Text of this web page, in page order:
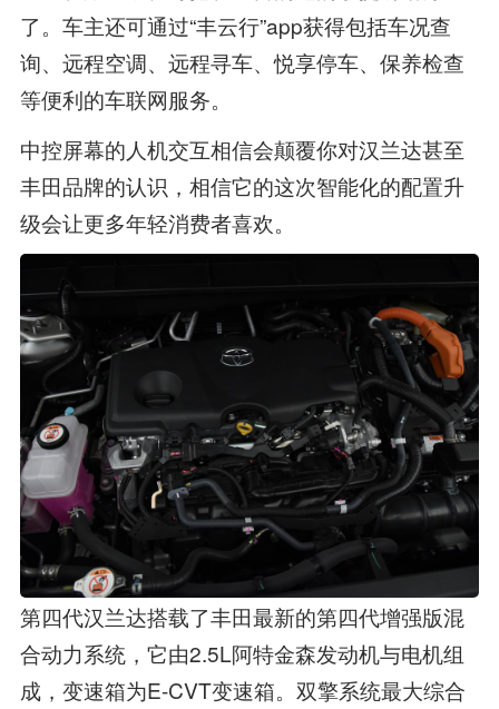
了。车主还可通过“丰云行”app获得包括车况查
询、远程空调、远程寻车、悦享停车、保养检查
等便利的车联网服务。
中控屏幕的人机交互相信会颠覆你对汉兰达甚至
丰田品牌的认识，相信它的这次智能化的配置升
级会让更多年轻消费者喜欢。
第四代汉兰达搭载了丰田最新的第四代增强版混
合动力系统，它由2.5L阿特金森发动机与电机组
成，变速箱为E-CVT变速箱。双擎系统最大综合